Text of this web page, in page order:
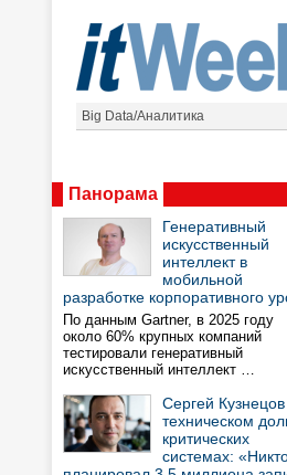
Big Data/Аналитика
Панорама
Генеративный
искусственный
интеллект в
мобильной
разработке корпоративного
По данным Gartner, в 2025 году
около 60% крупных компаний
тестировали генеративный
искусственный интеллект …
Сергей
техническом
критических
системах: